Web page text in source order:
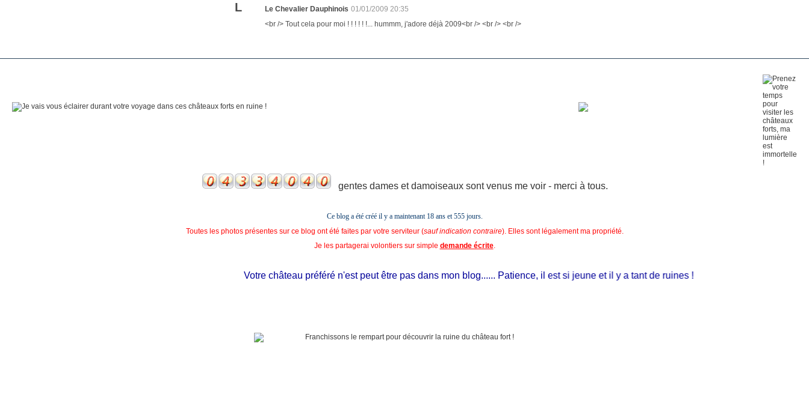
L Le Chevalier Dauphinois 01/01/2009 20:35
<br /> Tout cela pour moi ! ! ! ! ! !... hummm, j'adore déjà 2009<br /> <br /> <br />
gentes dames et damoiseaux sont venus me voir - merci à tous.
Ce blog a été créé il y a maintenant 18 ans et555 jours.
Toutes les photos présentes sur ce blog ont été faites par votre serviteur (sauf indication contraire). Elles sont légalement ma propriété.
Je les partagerai volontiers sur simple demande écrite.
Votre château préféré n'est peut être pas dans mon blog...... Patience, il est si jeune et il y a tant de ruines !